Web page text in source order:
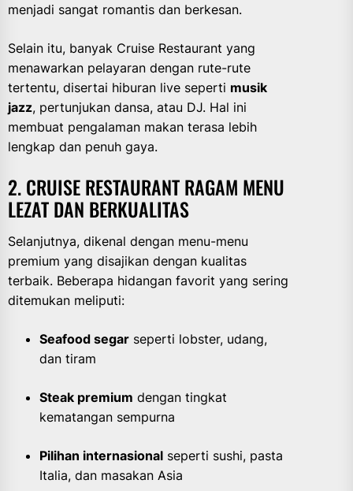
menjadi sangat romantis dan berkesan.
Selain itu, banyak Cruise Restaurant yang
menawarkan pelayaran dengan rute-rute
tertentu, disertai hiburan live seperti musik
jazz, pertunjukan dansa, atau DJ. Hal ini
membuat pengalaman makan terasa lebih
lengkap dan penuh gaya.
2. CRUISE RESTAURANT RAGAM MENU
LEZAT DAN BERKUALITAS
Selanjutnya, dikenal dengan menu-menu
premium yang disajikan dengan kualitas
terbaik. Beberapa hidangan favorit yang sering
ditemukan meliputi:
Seafood segar seperti lobster, udang,
dan tiram
Steak premium dengan tingkat
kematangan sempurna
Pilihan internasional seperti sushi, pasta
Italia, dan masakan Asia